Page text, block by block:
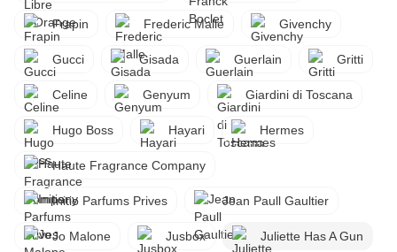
Frapin Frederic Malle Givenchy
Gucci Gisada Guerlain Gritti
Celine Genyum Giardini di Toscana
Hugo Boss Hayari Hermes
Haute Fragrance Company
Initio Parfums Prives Jean Paull Gaultier
Jo Malone Jusbox Juliette Has A Gun